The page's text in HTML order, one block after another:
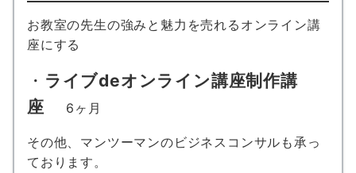
お教室の先生の強みと魅力を売れるオンライン講
座にする
・ ライブdeオンライン講座制作講
座
6ヶ月
その他、マンツーマンのビジネスコンサルも承っ
ております。